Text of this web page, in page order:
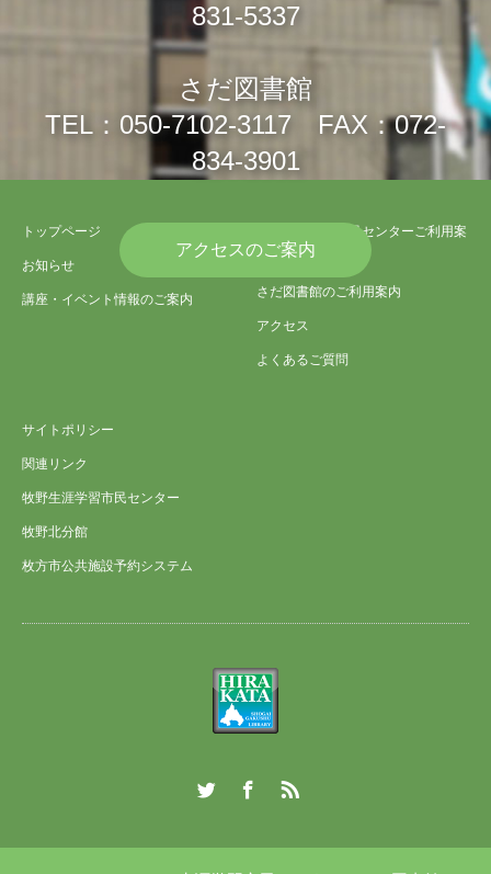
831-5337
さだ図書館
TEL：050-7102-3117 FAX：072-
834-3901
アクセスのご案内
トップページ
お知らせ
講座・イベント情報のご案内
さだ生涯学習市民センターご利用案
内
さだ図書館のご利用案内
アクセス
よくあるご質問
サイトポリシー
関連リンク
牧野生涯学習市民センター
牧野北分館
枚方市公共施設予約システム